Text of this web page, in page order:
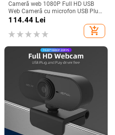
Cameră web 1080P Full HD USB
Web Cameră cu microfon USB Plug
and Play Apel video Web Cam
computer
114.44 Lei
add_shopping_cart